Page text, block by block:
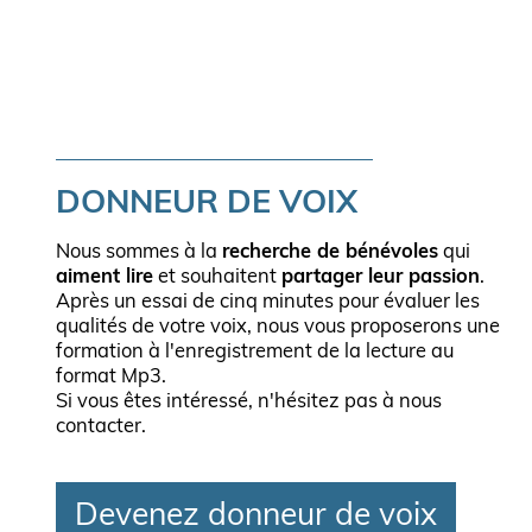
DONNEUR DE VOIX
Nous sommes à la recherche de bénévoles qui
aiment lire et souhaitent partager leur passion.
Après un essai de cinq minutes pour évaluer les
qualités de votre voix, nous vous proposerons une
formation à l'enregistrement de la lecture au
format Mp3.
Si vous êtes intéressé, n'hésitez pas à nous
contacter.
Devenez donneur de voix